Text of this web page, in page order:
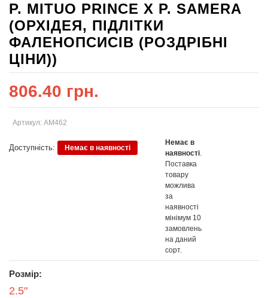
P. MITUO PRINCE X P. SAMERA
(ОРХІДЕЯ, ПІДЛІТКИ
ФАЛЕНОПСИСІВ (РОЗДРІБНІ
ЦІНИ))
806.40 грн.
Артикул: AM462
Доступність: Немає в наявності
Немає в
наявності.
Поставка
товару
можлива
за
наявності
мінімум 10
замовлень
на даний
сорт.
Розмір:
2.5"